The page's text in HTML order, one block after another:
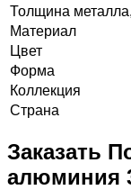
Толщина
Материал
Цвет
Форма
Коллекция
Страна
Заказать
алюминия